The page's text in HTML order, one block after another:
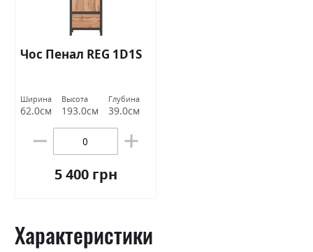
Чoс Пенал REG 1D1S
Ширина
62.0см
Высота
193.0см
Глубина
39.0см
5 400 грн
Характеристики